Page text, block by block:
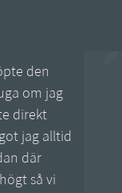
den
om jag
direkt
jag alltid
där
så vi